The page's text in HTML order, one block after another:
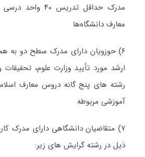
مدرک حداقل تدریس
معارف دانشگاه‌ها
۶) حوزویان دارای مدرک سطح دو به
ارشد مورد تأیید وزارت علوم،
رشته های پنج گانه دروس معارف
آموزشی مربوطه
۷) متقاضیان دانشگاهی دارای مدرک
ذیل در رشته گرایش های زیر: